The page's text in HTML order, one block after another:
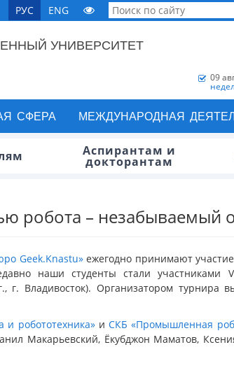
РУС ENG
УНИВЕРСИТЕТ
09
СФЕРА МЕЖДУНАРОДНАЯ
Аспирантам и
докторантам
робота – незабываемый
Geek.Knastu»ежегодно принимают
наши студенты стали участниками
г. Владивосток). Организатором турнира
и робототехника»иСКБ «Промышленная
Макарьевский, Ёкубджон Маматов,